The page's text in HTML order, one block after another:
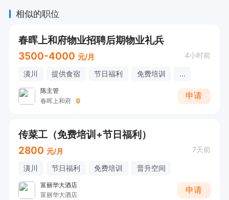
有意向可以电话沟通，请告知潢川直聘看到的！
相似的职位
春晖上和府物业招聘后期物业礼兵
3500-4000 元/月 4小时前
潢川 提供食宿 节日福利 免费培训 ...
陈主管
春晖上和府
申请
传菜工（免费培训+节日福利）
2800 元/月 7天前
潢川 节日福利 免费培训 晋升空间
富丽华大酒店
富丽华大酒店
申请